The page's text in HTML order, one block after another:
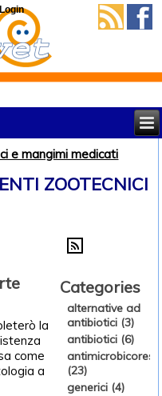
e mangimi medicati
ZOOTECNICI
la
come
a
Categories
alternative ad
antibiotici (3)
antibiotici (6)
(23)
generici (4)
Login